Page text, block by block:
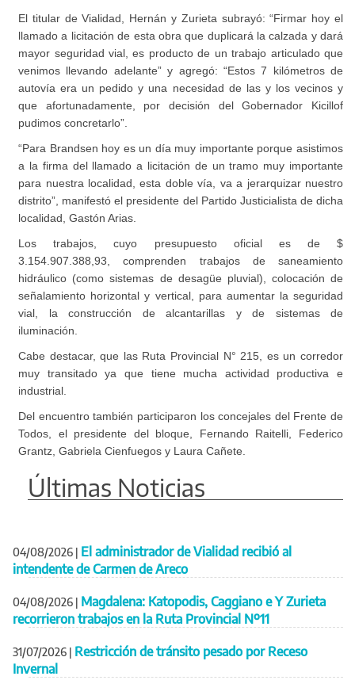
El titular de Vialidad, Hernán y Zurieta subrayó: “Firmar hoy el
llamado a licitación de esta obra que duplicará la calzada y dará
mayor seguridad vial, es producto de un trabajo articulado que
venimos llevando adelante” y agregó: “Estos 7 kilómetros de
autovía era un pedido y una necesidad de las y los vecinos y
que afortunadamente, por decisión del Gobernador Kicillof
pudimos concretarlo”.
“Para Brandsen hoy es un día muy importante porque asistimos
a la firma del llamado a licitación de un tramo muy importante
para nuestra localidad, esta doble vía, va a jerarquizar nuestro
distrito”, manifestó el presidente del Partido Justicialista de dicha
localidad, Gastón Arias.
Los trabajos, cuyo presupuesto oficial es de $
3.154.907.388,93, comprenden trabajos de saneamiento
hidráulico (como sistemas de desagüe pluvial), colocación de
señalamiento horizontal y vertical, para aumentar la seguridad
vial, la construcción de alcantarillas y de sistemas de
iluminación.
Cabe destacar, que las Ruta Provincial N° 215, es un corredor
muy transitado ya que tiene mucha actividad productiva e
industrial.
Del encuentro también participaron los concejales del Frente de
Todos, el presidente del bloque, Fernando Raitelli, Federico
Grantz, Gabriela Cienfuegos y Laura Cañete.
Últimas Noticias
04/08/2026 | El administrador de Vialidad recibió al
intendente de Carmen de Areco
04/08/2026 | Magdalena: Katopodis, Caggiano e Y Zurieta
recorrieron trabajos en la Ruta Provincial Nº11
31/07/2026 | Restricción de tránsito pesado por Receso
Invernal